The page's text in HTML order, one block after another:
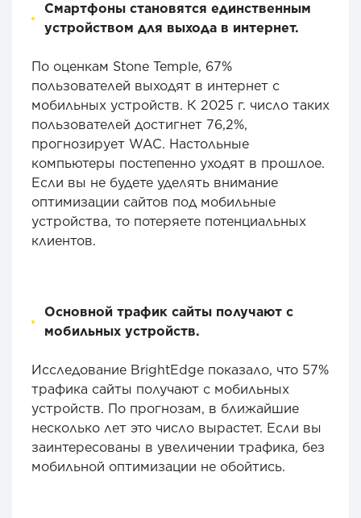
Смартфоны становятся единственным
устройством для выхода в интернет.
По оценкам Stone Temple, 67%
пользователей выходят в интернет с
мобильных устройств. К 2025 г. число таких
пользователей достигнет 76,2%,
прогнозирует WAC. Настольные
компьютеры постепенно уходят в прошлое.
Если вы не будете уделять внимание
оптимизации сайтов под мобильные
устройства, то потеряете потенциальных
клиентов.
Основной трафик сайты получают с
мобильных устройств.
Исследование BrightEdge показало, что 57%
трафика сайты получают с мобильных
устройств. По прогнозам, в ближайшие
несколько лет это число вырастет. Если вы
заинтересованы в увеличении трафика, без
мобильной оптимизации не обойтись.